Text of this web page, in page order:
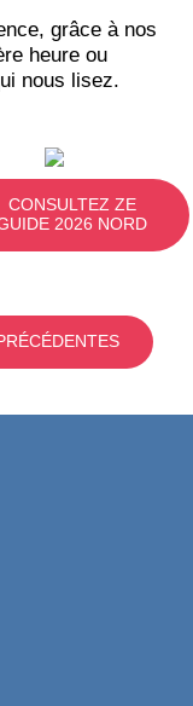
grâce à nos
heure ou
nous lisez.
CONSULTEZ ZE
2026 NORD